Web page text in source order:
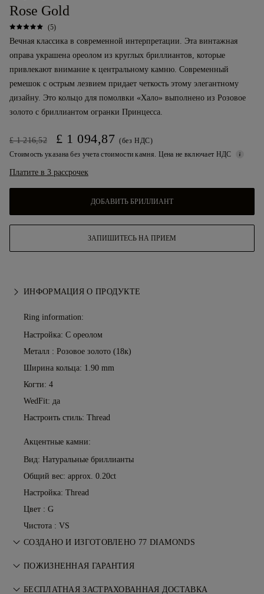
Rose Gold
(5)
Вечная классика в современной интерпретации. Эта винтажная
оправа украшена ореолом из круглых бриллиантов, которые
привлекают внимание к центральному камню. Современный
ремешок с острым лезвием придает четкость этому элегантному
дизайну. Это кольцо для помолвки «Хало» выполнено из Розовое
золото с бриллиантом огранки Принцесса.
£ 1 216,52 £ 1 094,87(без НДС)
Стоимость указана без учета стоимости камня. Цена не включает НДС
Платите в 3 рассрочек
ДОБАВИТЬ БРИЛЛИАНТ
ЗАПИШИТЕСЬ НА ПРИЕМ
ИНФОРМАЦИЯ О ПРОДУКТЕ
Ring information:
Настройка: С ореолом
Металл : Розовое золото (18к)
Ширина кольца: 1.90 mm
Когти: 4
WedFit: да
Настроить стиль: Thread
Акцентные камни:
Вид: Натуральные бриллианты
Общий вес: approx. 0.20ct
Настройка: Thread
Цвет : G
Чистота : VS
СОЗДАНО И ИЗГОТОВЛЕНО 77 DIAMONDS
Искусство ювелирного мастерства, воплощённое
ПОЖИЗНЕННАЯ ГАРАНТИЯ
При любой покупке в 77 Diamonds предоставляется
БЕСПЛАТНАЯ ЗАСТРАХОВАННАЯ ДОСТАВКА